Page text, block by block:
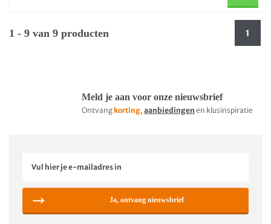
1 - 9 van 9 producten 1
Meld je aan voor onze nieuwsbrief
Ontvang korting, aanbiedingen en klusinspiratie
Ja, ontvang nieuwsbrief